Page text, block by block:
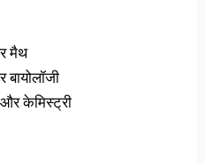
मैथ
और केमिस्ट्री